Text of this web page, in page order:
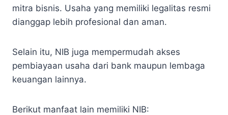
mitra bisnis. Usaha yang memiliki legalitas resmi
dianggap lebih profesional dan aman.
Selain itu, NIB juga mempermudah akses
pembiayaan usaha dari bank maupun lembaga
keuangan lainnya.
Berikut manfaat lain memiliki NIB: